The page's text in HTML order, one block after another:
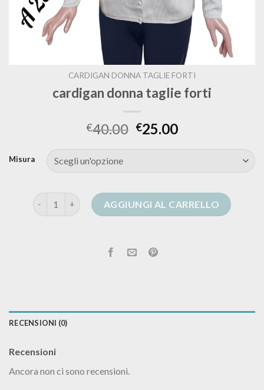
CARDIGAN DONNA TAGLIE FORTI
cardigan donna taglie forti
€40.00 €25.00
Misura
cardigan donna taglie forti quantità
AGGIUNGI AL CARRELLO
RECENSIONI (0)
Recensioni
Ancora non ci sono recensioni.